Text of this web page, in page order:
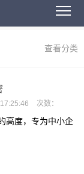
查看分类
次数：
高度，专为中小企